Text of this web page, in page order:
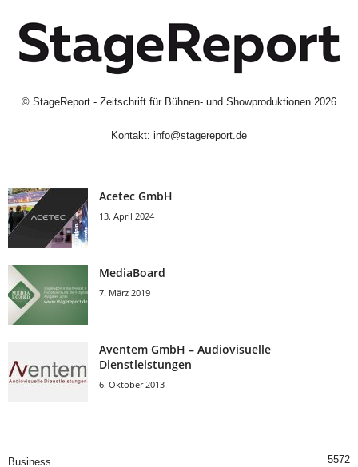
© StageReport - Zeitschrift für Bühnen- und Showproduktionen 2026
Kontakt: info@stagereport.de
Acetec GmbH
13. April 2024
MediaBoard
7. März 2019
Aventem GmbH – Audiovisuelle
Dienstleistungen
6. Oktober 2013
Business 5572